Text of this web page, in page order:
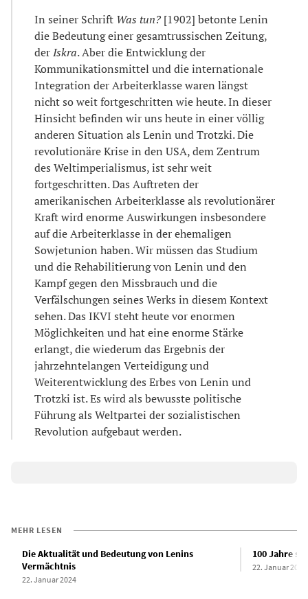
In seiner Schrift Was tun? [1902] betonte Lenin
die Bedeutung einer gesamtrussischen Zeitung,
derIskra. Aber die Entwicklung der
Kommunikationsmittel und die internationale
Integration der Arbeiterklasse waren längst
nicht so weit fortgeschritten wie heute. In dieser
Hinsicht befinden wir uns heute in einer völlig
anderen Situation als Lenin und Trotzki. Die
revolutionäre Krise in den USA, dem Zentrum
des Weltimperialismus, ist sehr weit
fortgeschritten. Das Auftreten der
amerikanischen Arbeiterklasse als revolutionärer
Kraft wird enorme Auswirkungen insbesondere
auf die Arbeiterklasse in der ehemaligen
Sowjetunion haben. Wir müssen das Studium
und die Rehabilitierung von Lenin und den
Kampf gegen den Missbrauch und die
Verfälschungen seines Werks in diesem Kontext
sehen. Das IKVI steht heute vor enormen
Möglichkeiten und hat eine enorme Stärke
erlangt, die wiederum das Ergebnis der
jahrzehntelangen Verteidigung und
Weiterentwicklung des Erbes von Lenin und
Trotzki ist. Es wird als bewusste politische
Führung als Weltpartei der sozialistischen
Revolution aufgebaut werden.
MEHR LESEN
Die Aktualität und Bedeutung von Lenins
Vermächtnis
22. Januar 2024
100 Jahre
22. Januar 2024